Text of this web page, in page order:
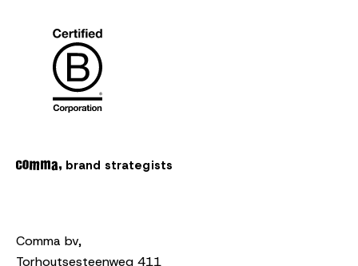
brand strategists
Comma bv,
Torhoutsesteenweg 411